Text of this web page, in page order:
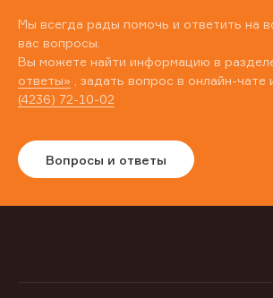
Мы всегда рады помочь и ответить на
вас вопросы.
Вы можете найти информацию в
ответы» , задать вопрос в онлайн-чате
(4236) 72-10-02
Вопросы и ответы